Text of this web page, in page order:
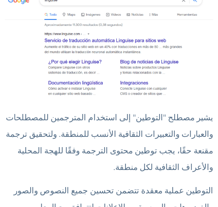
يشير مصطلح "التوطين" إلى استخدام المترجمين للمصطلحات
والعبارات والتعبيرات الثقافية الأنسب للمنطقة. ولتحقيق ترجمة
مقنعة حقًا، يجب توطين محتوى الترجمة وفقًا للهجة المحلية
والأعراف الثقافية لكل منطقة.
التوطين عملية معقدة تتضمن تحسين جميع النصوص والصور